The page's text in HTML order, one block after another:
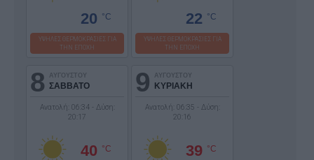
20 °C
ΥΨΗΛΕΣ ΘΕΡΜΟΚΡΑΣΙΕΣ ΓΙΑ
ΤΗΝ ΕΠΟΧΗ
22 °C
ΥΨΗΛΕΣ ΘΕΡΜΟΚΡΑΣΙΕΣ ΓΙΑ
ΤΗΝ ΕΠΟΧΗ
8 ΑΥΓΟΥΣΤΟΥ
ΣΑΒΒΑΤΟ
Ανατολή: 06:34 - Δύση:
20:17
40 °C
9 ΑΥΓΟΥΣΤΟΥ
ΚΥΡΙΑΚΗ
Ανατολή: 06:35 - Δύση:
20:16
39 °C